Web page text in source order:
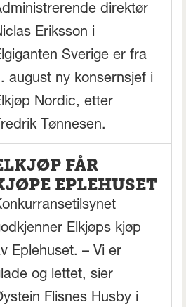
direktør
Eriksson i
Sverige er fra
august ny konsernsjef i
Nordic, etter
Tønnesen.
FÅR
EPLEHUSET
Elkjøps kjøp
Eplehuset. – Vi er
og lettet, sier
Flisnes Husby i